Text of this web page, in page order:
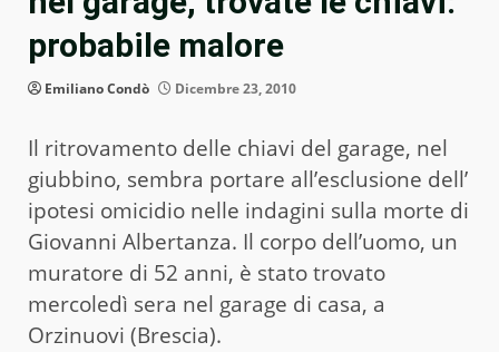
probabile malore
Emiliano Condò Dicembre 23, 2010
Il ritrovamento delle chiavi del garage, nel
giubbino, sembra portare all’esclusione dell’
ipotesi omicidio nelle indagini sulla morte di
Giovanni Albertanza. Il corpo dell’uomo, un
muratore di 52 anni, è stato trovato
mercoledì sera nel garage di casa, a
Orzinuovi (Brescia).